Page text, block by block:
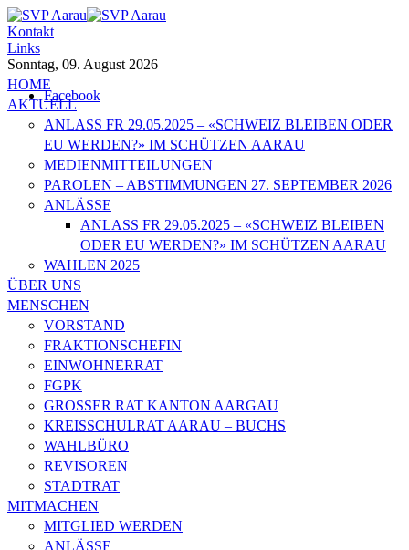
Kontakt
Links
Sonntag, 09. August 2026
Facebook
HOME
AKTUELL
ANLASS FR 29.05.2025 – «SCHWEIZ BLEIBEN ODER
EU WERDEN?» IM SCHÜTZEN AARAU
MEDIENMITTEILUNGEN
PAROLEN – ABSTIMMUNGEN 27. SEPTEMBER 2026
ANLÄSSE
ANLASS FR 29.05.2025 – «SCHWEIZ BLEIBEN
ODER EU WERDEN?» IM SCHÜTZEN AARAU
WAHLEN 2025
ÜBER UNS
MENSCHEN
VORSTAND
FRAKTIONSCHEFIN
EINWOHNERRAT
FGPK
GROSSER RAT KANTON AARGAU
KREISSCHULRAT AARAU – BUCHS
WAHLBÜRO
REVISOREN
STADTRAT
MITMACHEN
MITGLIED WERDEN
ANLÄSSE